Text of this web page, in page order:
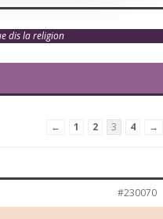
dis la religion
← 1 2 3 4 →
#230070